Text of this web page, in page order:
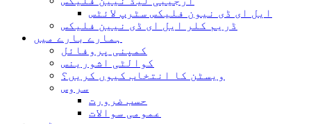
ایل ای ڈی نیون فلیکس سٹرپ لائٹس
ڈریم کلر ایل ای ڈی نیین فلیکس
ہمارے بارے میں
کمپنی پروفائل
کوالٹی اشورینس
ویسٹن کا انتخاب کیوں کریں؟
سروس
حسب ضرورت
عمومی سوالات